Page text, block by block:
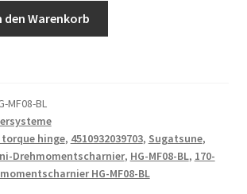
den Warenkorb
MF08-BL
torque hinge, 4510932039703, Sugatsune,
Drehmomentscharnier, HG-MF08-BL, 170-
HG-MF08-BL